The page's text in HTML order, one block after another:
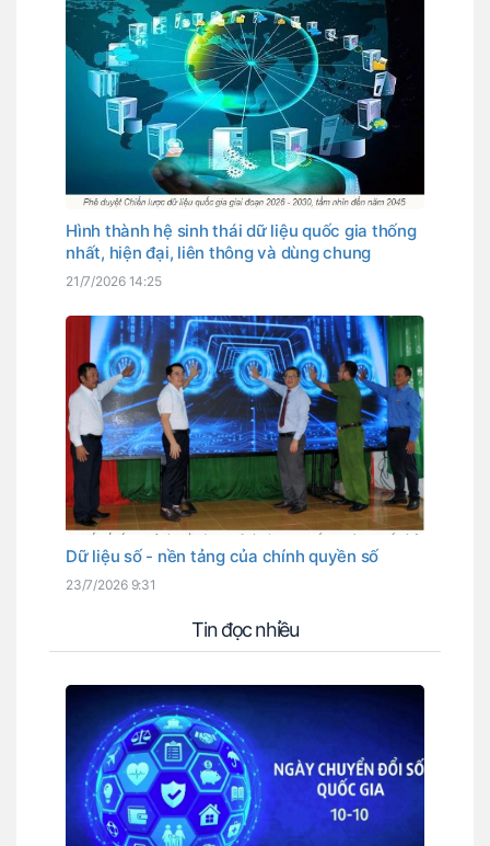
Hình thành hệ sinh thái dữ liệu quốc gia thống
nhất, hiện đại, liên thông và dùng chung
21/7/2026 14:25
Dữ liệu số - nền tảng của chính quyền số
23/7/2026 9:31
Tin đọc nhiều